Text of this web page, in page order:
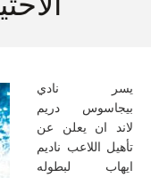
يسر نادي
بيجاسوس دريم
لاند ان يعلن عن
تأهيل اللاعب ناديم
ايهاب لبطوله